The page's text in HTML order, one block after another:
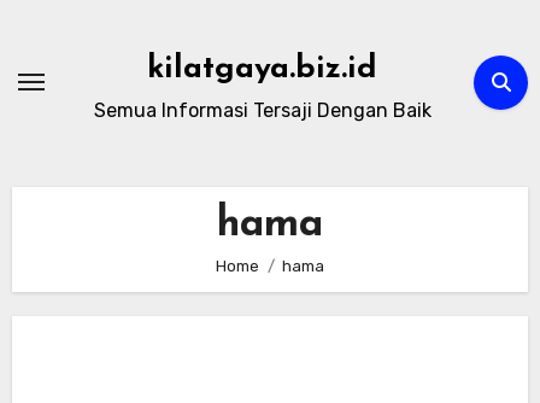
content
kilatgaya.biz.id
Semua Informasi Tersaji Dengan Baik
hama
Home hama